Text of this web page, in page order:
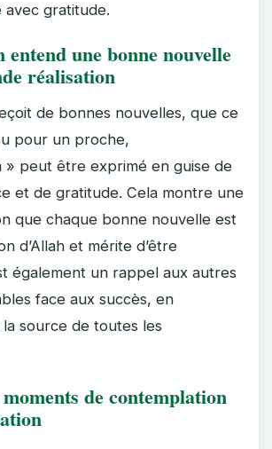
avec gratitude.
entend une bonne nouvelle
réalisation
de bonnes nouvelles, que ce
pour un proche,
» peut être exprimé en guise de
et de gratitude. Cela montre une
que chaque bonne nouvelle est
d’Allah et mérite d’être
également un rappel aux autres
face aux succès, en
source de toutes les
de contemplation